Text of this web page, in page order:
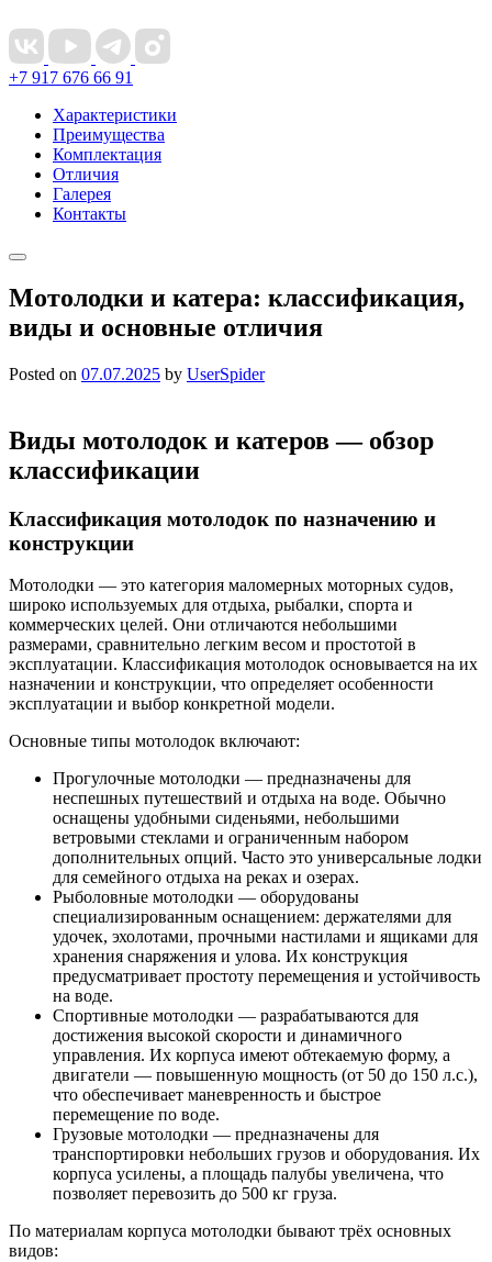
+7 917 676 66 91
Характеристики
Преимущества
Комплектация
Отличия
Галерея
Контакты
Мотолодки и катера: классификация,
виды и основные отличия
Posted on 07.07.2025 by UserSpider
Виды мотолодок и катеров — обзор
классификации
Классификация мотолодок по назначению и
конструкции
Мотолодки — это категория маломерных моторных судов,
широко используемых для отдыха, рыбалки, спорта и
коммерческих целей. Они отличаются небольшими
размерами, сравнительно легким весом и простотой в
эксплуатации. Классификация мотолодок основывается на их
назначении и конструкции, что определяет особенности
эксплуатации и выбор конкретной модели.
Основные типы мотолодок включают:
Прогулочные мотолодки — предназначены для
неспешных путешествий и отдыха на воде. Обычно
оснащены удобными сиденьями, небольшими
ветровыми стеклами и ограниченным набором
дополнительных опций. Часто это универсальные лодки
для семейного отдыха на реках и озерах.
Рыболовные мотолодки — оборудованы
специализированным оснащением: держателями для
удочек, эхолотами, прочными настилами и ящиками для
хранения снаряжения и улова. Их конструкция
предусматривает простоту перемещения и устойчивость
на воде.
Спортивные мотолодки — разрабатываются для
достижения высокой скорости и динамичного
управления. Их корпуса имеют обтекаемую форму, а
двигатели — повышенную мощность (от 50 до 150 л.с.),
что обеспечивает маневренность и быстрое
перемещение по воде.
Грузовые мотолодки — предназначены для
транспортировки небольших грузов и оборудования. Их
корпуса усилены, а площадь палубы увеличена, что
позволяет перевозить до 500 кг груза.
По материалам корпуса мотолодки бывают трёх основных
видов: